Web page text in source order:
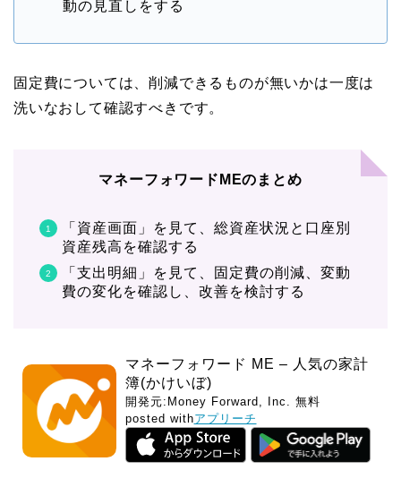
動の見直しをする
固定費については、削減できるものが無いかは一度は
洗いなおして確認すべきです。
マネーフォワードMEのまとめ
「資産画面」を見て、総資産状況と口座別
資産残高を確認する
「支出明細」を見て、固定費の削減、変動
費の変化を確認し、改善を検討する
マネーフォワード ME – 人気の家計
簿(かけいぼ)
開発元: Money Forward, Inc.
無料
posted withアプリーチ